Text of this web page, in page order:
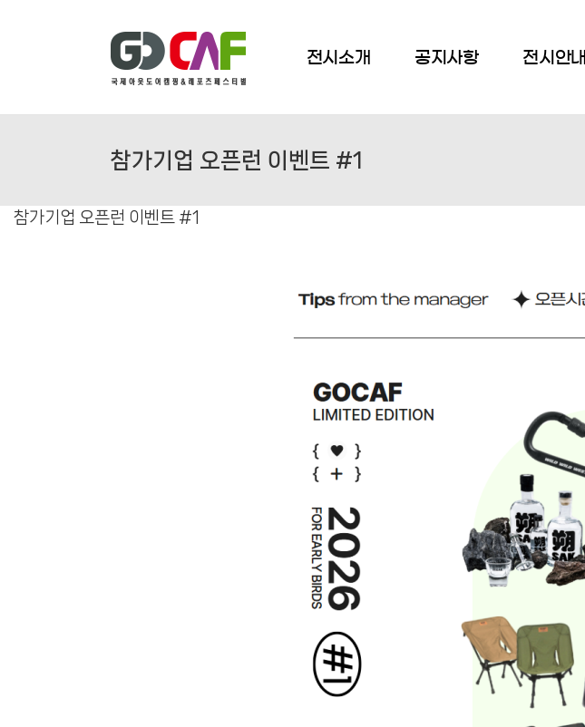
전시소개 공지사항 전시안내
참가기업 오픈런 이벤트 #1
참가기업 오픈런 이벤트 #1